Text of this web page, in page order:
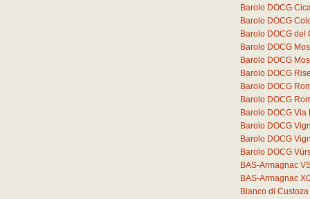
Barolo DOCG
Barolo DOCG
Barolo DOCG
Barolo DOCG
Barolo DOCG
Barolo DOCG
Barolo DOCG
Barolo DOCG
Barolo DOCG Via
Barolo DOCG
Barolo DOCG
Barolo DOCG
BAS-Armagnac
BAS-Armagnac
Bianco di